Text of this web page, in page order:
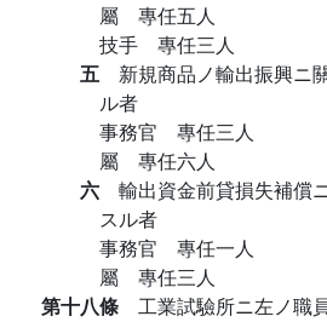
屬 專任五人
技手 專任三人
五 新規商品ノ輸出振興ニ
ル者
事務官 專任三人
屬 專任六人
六 輸出資金前貸損失補償
スル者
事務官 專任一人
屬 專任三人
第十八條 工業試驗所ニ左ノ職